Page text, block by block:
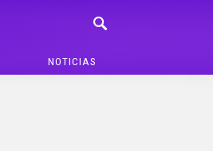
NOTICIAS